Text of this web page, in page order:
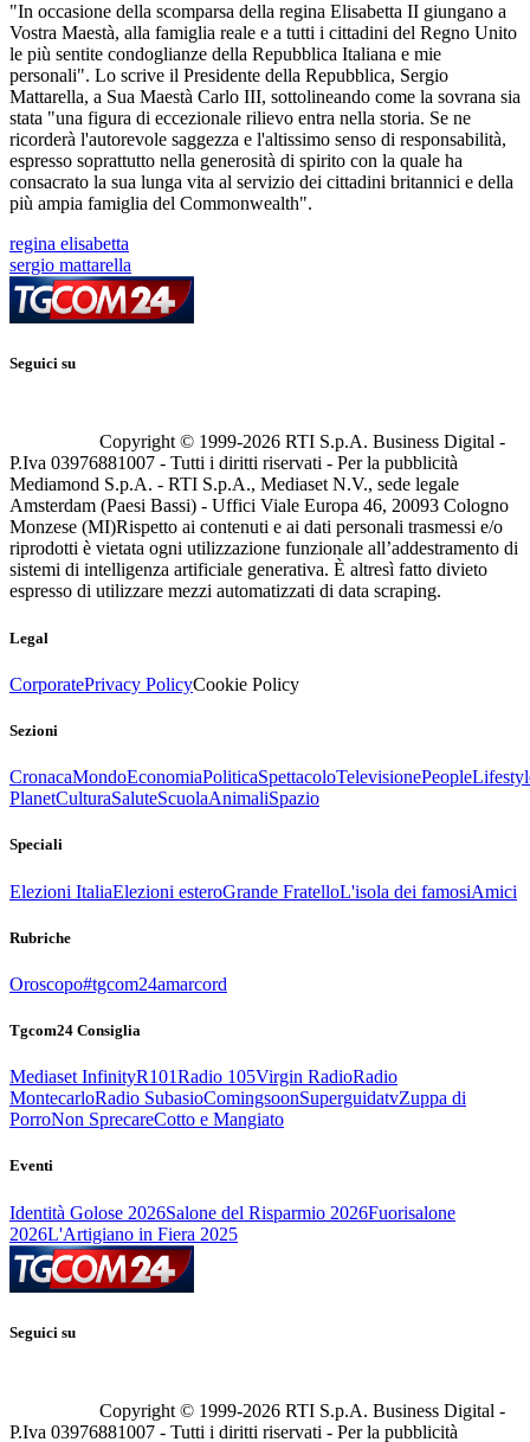
"In occasione della scomparsa della regina Elisabetta II giungano a
Vostra Maestà, alla famiglia reale e a tutti i cittadini del Regno Unito
le più sentite condoglianze della Repubblica Italiana e mie
personali". Lo scrive il Presidente della Repubblica, Sergio
Mattarella, a Sua Maestà Carlo III, sottolineando come la sovrana sia
stata "una figura di eccezionale rilievo entra nella storia. Se ne
ricorderà l'autorevole saggezza e l'altissimo senso di responsabilità,
espresso soprattutto nella generosità di spirito con la quale ha
consacrato la sua lunga vita al servizio dei cittadini britannici e della
più ampia famiglia del Commonwealth".
regina elisabetta
sergio mattarella
Seguici su
Copyright © 1999-2026 RTI S.p.A. Business Digital -
P.Iva 03976881007 - Tutti i diritti riservati - Per la pubblicità
Mediamond S.p.A. - RTI S.p.A., Mediaset N.V., sede legale
Amsterdam (Paesi Bassi) - Uffici Viale Europa 46, 20093 Cologno
Monzese (MI)Rispetto ai contenuti e ai dati personali trasmessi e/o
riprodotti è vietata ogni utilizzazione funzionale all’addestramento di
sistemi di intelligenza artificiale generativa. È altresì fatto divieto
espresso di utilizzare mezzi automatizzati di data scraping.
Legal
CorporatePrivacy PolicyCookie Policy
Sezioni
CronacaMondoEconomiaPoliticaSpettacoloTelevisionePeople
PlanetCulturaSaluteScuolaAnimaliSpazio
Speciali
Elezioni ItaliaElezioni esteroGrande FratelloL'isola dei famosiAmici
Rubriche
Oroscopo#tgcom24amarcord
Tgcom24 Consiglia
Mediaset InfinityR101Radio 105Virgin RadioRadio
MontecarloRadio SubasioComingsoonSuperguidatvZuppa di
PorroNon SprecareCotto e Mangiato
Eventi
Identità Golose 2026Salone del Risparmio 2026Fuorisalone
2026L'Artigiano in Fiera 2025
Seguici su
Copyright © 1999-2026 RTI S.p.A. Business Digital -
P.Iva 03976881007 - Tutti i diritti riservati - Per la pubblicità